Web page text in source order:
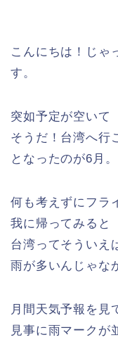
こんにちは！じゃ
す。
突如予定が空いて
そうだ！台湾へ行
となったのが6月。
何も考えずにフラ
我に帰ってみると
台湾ってそういえ
雨が多いんじゃな
月間天気予報を見
見事に雨マークが